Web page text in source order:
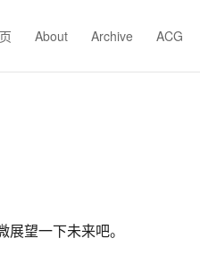
About Archive ACG
望一下未来吧。